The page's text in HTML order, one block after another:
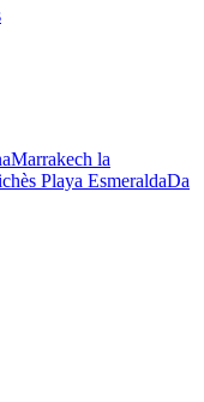
Marrakech la
Playa EsmeraldaDa